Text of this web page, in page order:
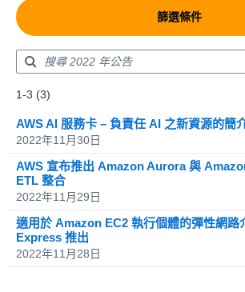
篩選條件
1-3 (3)
Showing results: 1-3
AWS AI 服務卡 – 負責任 AI 之新資源的簡
2022年11月30日
AWS 宣布推出 Amazon Aurora 與
ETL 整合
2022年11月29日
適用於 Amazon EC2 執行個體的彈性網路
Express 推出
2022年11月28日